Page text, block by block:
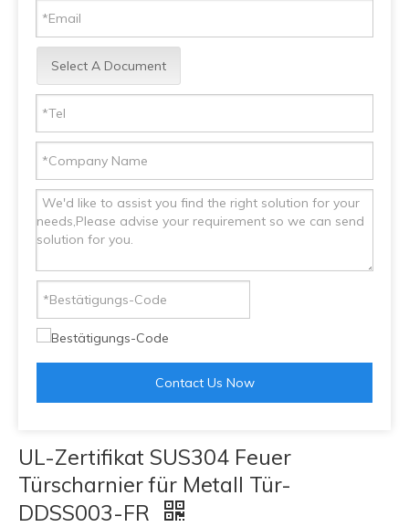
Select A Document
Contact Us Now
UL-Zertifikat SUS304 Feuer
Türscharnier für Metall Tür-
DDSS003-FR